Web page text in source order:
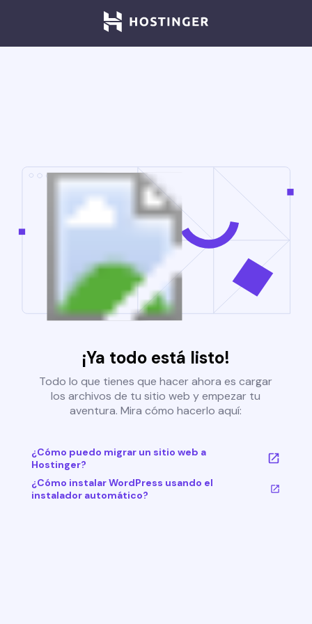
¡Ya todo está listo!
Todo lo que tienes que hacer ahora es cargar
los archivos de tu sitio web y empezar tu
aventura. Mira cómo hacerlo aquí:
¿Cómo puedo migrar un sitio web a
Hostinger?
¿Cómo instalar WordPress usando el
instalador automático?